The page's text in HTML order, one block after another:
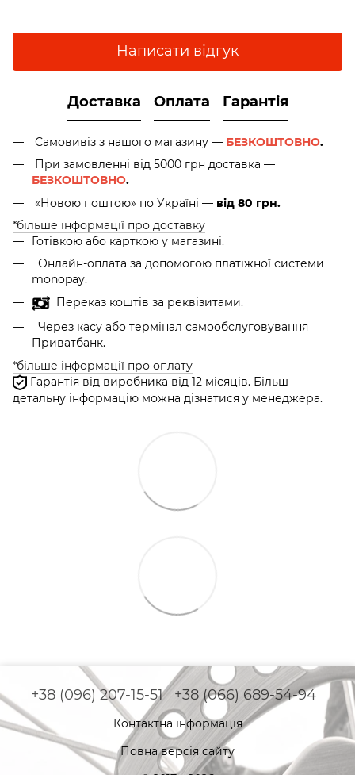
Написати відгук
Доставка Оплата Гарантія
Самовивіз з нашого магазину — БЕЗКОШТОВНО.
При замовленні від 5000 грн доставка —
БЕЗКОШТОВНО.
«Новою поштою» по Україні — від 80 грн.
*більше інформації про доставку
Готівкою або карткою у магазині.
Онлайн-оплата за допомогою платіжної системи
monopay.
Переказ коштів за реквізитами.
Через касу або термінал самообслуговування
Приватбанк.
*більше інформації про оплату
Гарантія від виробника від 12 місяців. Більш
детальну інформацію можна дізнатися у менеджера.
+38 (096) 207-15-51 +38 (066) 689-54-94
Контактна інформація
Повна версія сайту